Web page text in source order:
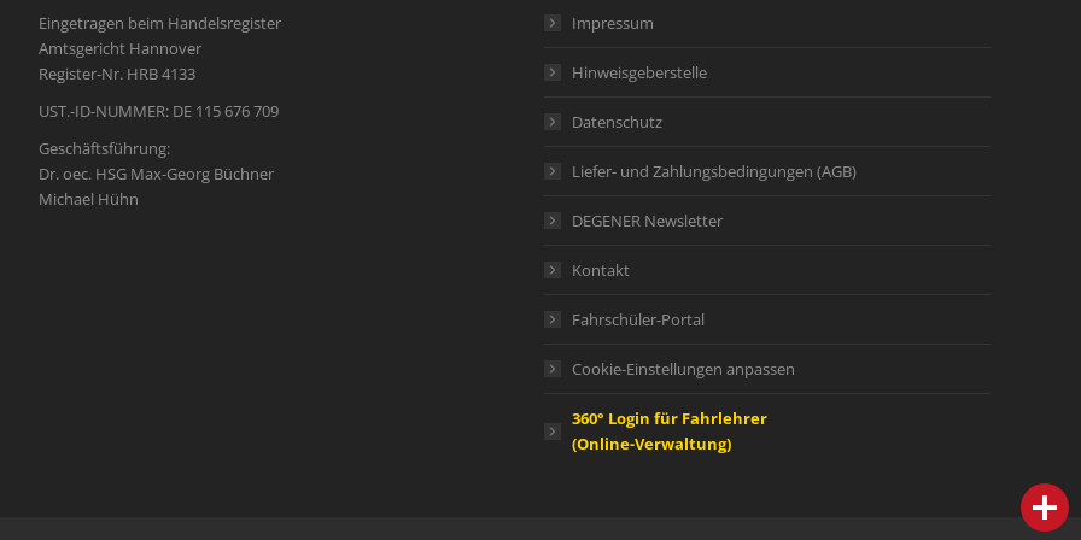
werden
Eingetragen beim Handelsregister
Amtsgericht Hannover
Register-Nr. HRB 4133
UST.-ID-NUMMER: DE 115 676 709
Geschäftsführung:
Dr. oec. HSG Max-Georg Büchner
Michael Hühn
Impressum
Hinweisgeberstelle
Datenschutz
Liefer- und Zahlungsbedingungen (AGB)
DEGENER Newsletter
Kontakt
Fahrschüler-Portal
Cookie-Einstellungen anpassen
360° Login für Fahrlehrer
(Online-Verwaltung)